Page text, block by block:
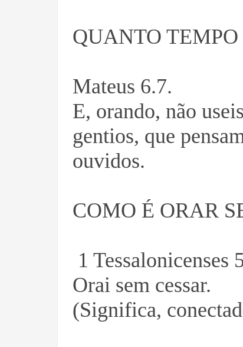
QUANTO
Mateus 6.7.
E, orando, não
gentios, que
ouvidos.
COMO É ORAR
1 Tessalonicenses
Orai sem cessar.
(Significa,